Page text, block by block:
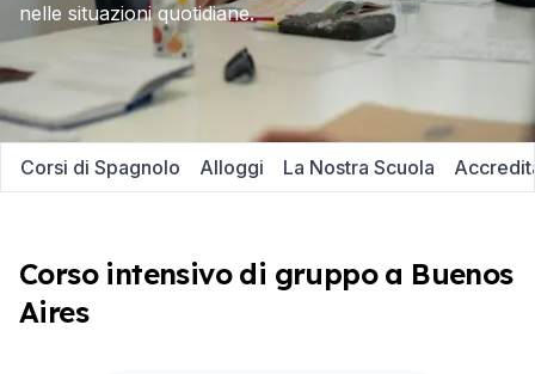
nelle situazioni quotidiane.
Corsi di Spagnolo Alloggi La Nostra Scuola
Corso intensivo di gruppo a Buenos
Aires